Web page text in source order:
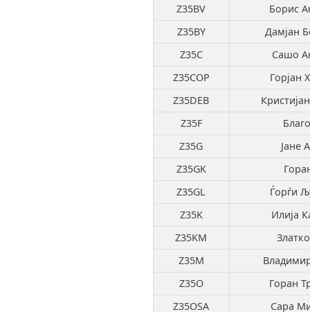
Z35BV
Борис
Z35BY
Дамјан
Z35C
Сашо
Z35COP
Горјан
Z35DEB
Z35F
Z35G
Јане
Z35GK
Z35GL
Ѓорѓи
Z35K
Илија
Z35KM
Z35M
Z35O
Горан
Z35OSA
Сара